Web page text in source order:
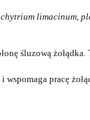
limacinum,
śluzową żołądka.
i wspomaga pracę